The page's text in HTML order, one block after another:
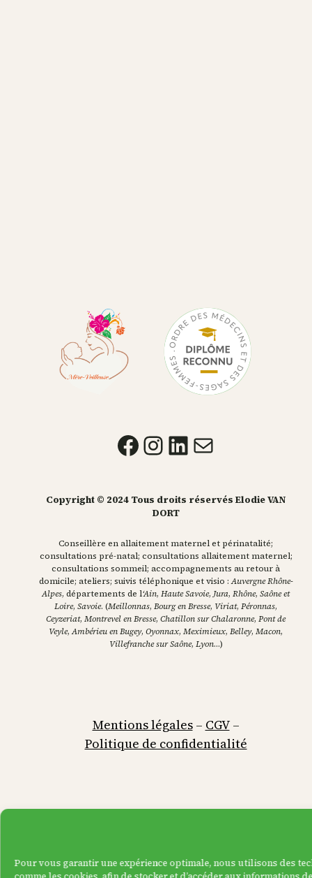
Pour vous garantir une expérience optimale, nous utilisons des
Copyright © 2024 Tous droits réservés Elodie VAN
DORT
Conseillère en allaitement maternel et périnatalité;
consultations pré-natal; consultations allaitement maternel;
consultations sommeil; accompagnements au retour à
domicile; ateliers; suivis téléphonique et visio :Auvergne Rhône-
Alpes, départements de l‘Ain, Haute Savoie, Jura, Rhône, Saône et
Loire, Savoie. (Meillonnas, Bourg en Bresse, Viriat, Péronnas,
Ceyzeriat, Montrevel en Bresse, Chatillon sur Chalaronne, Pont de
Veyle,Ambérieu en Bugey, Oyonnax, Meximieux, Belley, Macon,
Villefranche sur Saône, Lyon…)
Mentions légales– CGV–
Politique de confidentialité